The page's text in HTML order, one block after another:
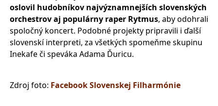
oslovil hudobníkov najvýznamnejších slovenských
orchestrov aj populárny raper Rytmus, aby odohrali
spoločný koncert. Podobné projekty pripravili i ďalší
slovenskí interpreti, za všetkých spomeňme skupinu
Inekafe či speváka Adama Ďuricu.
Zdroj foto: Facebook Slovenskej Filharmónie